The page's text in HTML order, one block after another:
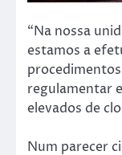
“Na nossa
estamos a
regulamentar
elevados de
Num parecer